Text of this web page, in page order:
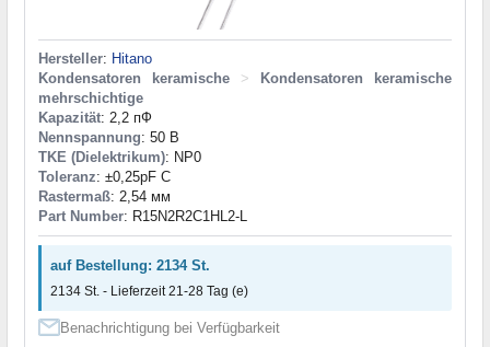
Hersteller: Hitano
Kondensatoren keramische
>
Kondensatoren keramische
mehrschichtige
Kapazität: 2,2 пФ
Nennspannung: 50 В
TKE (Dielektrikum): NP0
Toleranz: ±0,25pF C
Rastermaß: 2,54 мм
Part Number: R15N2R2C1HL2-L
auf Bestellung: 2134 St.
2134 St. - Lieferzeit 21-28 Tag (e)
Benachrichtigung bei Verfügbarkeit